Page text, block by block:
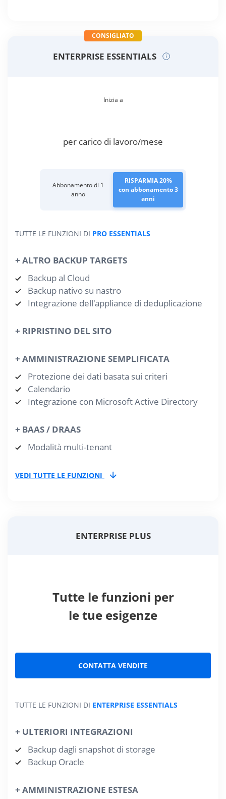
ENTERPRISE ESSENTIALS
CONSIGLIATO
Inizia a
per carico di lavoro/mese
Abbonamento di 1
anno
RISPARMIA 20%
con abbonamento 3
anni
TUTTE LE FUNZIONI DI PRO ESSENTIALS
+ ALTRO BACKUP TARGETS
Backup al Cloud
Backup nativo su nastro
Integrazione dell'appliance di deduplicazione
+ RIPRISTINO DEL SITO
+ AMMINISTRAZIONE SEMPLIFICATA
Protezione dei dati basata sui criteri
Calendario
Integrazione con Microsoft Active Directory
+ BAAS / DRAAS
Modalità multi-tenant
VEDI TUTTE LE FUNZIONI
ENTERPRISE PLUS
Tutte le funzioni per
le tue esigenze
CONTATTA VENDITE
TUTTE LE FUNZIONI DI ENTERPRISE ESSENTIALS
+ ULTERIORI INTEGRAZIONI
Backup dagli snapshot di storage
Backup Oracle
+ AMMINISTRAZIONE ESTESA